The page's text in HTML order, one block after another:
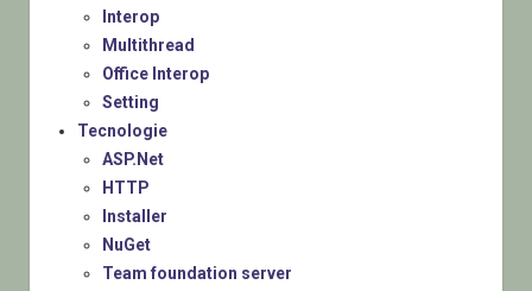
Interop
Multithread
Office Interop
Setting
Tecnologie
ASP.Net
HTTP
Installer
NuGet
Team foundation server